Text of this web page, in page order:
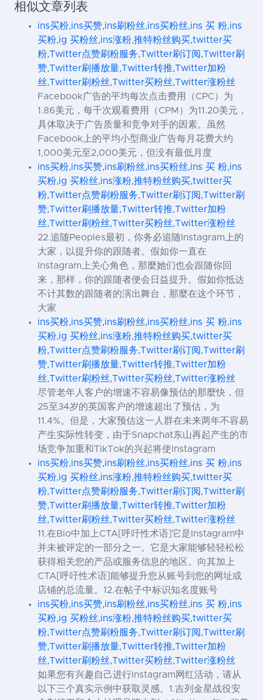
相似文章列表
ins买粉,ins买赞,ins刷粉丝,ins买粉丝,ins 买 粉,ins
买粉,ig 买粉丝,ins涨粉,推特粉丝购买,twitter买
粉,Twitter点赞刷粉服务,Twitter刷订阅,Twitter刷
赞,Twitter刷播放量,Twitter转推,Twitter加粉
丝,Twitter刷粉丝,Twitter买粉丝,Twitter涨粉丝
Facebook广告的平均每次点击费用（CPC）为
1.86美元，每千次观看费用（CPM）为11.20美元，
具体取决于广告质量和竞争对手的因素。虽然
Facebook上的平均小型商业广告每月花费大约
1,000美元至2,000美元，但没有最低月度
ins买粉,ins买赞,ins刷粉丝,ins买粉丝,ins 买 粉,ins
买粉,ig 买粉丝,ins涨粉,推特粉丝购买,twitter买
粉,Twitter点赞刷粉服务,Twitter刷订阅,Twitter刷
赞,Twitter刷播放量,Twitter转推,Twitter加粉
丝,Twitter刷粉丝,Twitter买粉丝,Twitter涨粉丝
22.追随Peoples最初，你务必追随Instagram上的
大家，以提升你的跟随者。假如你一直在
Instagram上关心角色，那麼她们也会跟随你回
来，那样，你的跟随者便会日益提升。假如你抵达
不计其数的跟随者的演出舞台，那麼在这个环节，
大家
ins买粉,ins买赞,ins刷粉丝,ins买粉丝,ins 买 粉,ins
买粉,ig 买粉丝,ins涨粉,推特粉丝购买,twitter买
粉,Twitter点赞刷粉服务,Twitter刷订阅,Twitter刷
赞,Twitter刷播放量,Twitter转推,Twitter加粉
丝,Twitter刷粉丝,Twitter买粉丝,Twitter涨粉丝
尽管老年人客户的增速不容易像预估的那麼快，但
25至34岁的英国客户的增速超出了预估，为
11.4%。但是，大家预估这一人群在未来两年不容易
产生实际性转变，由于Snapchat东山再起产生的市
场竞争加重和TikTok的兴起将使Instagram
ins买粉,ins买赞,ins刷粉丝,ins买粉丝,ins 买 粉,ins
买粉,ig 买粉丝,ins涨粉,推特粉丝购买,twitter买
粉,Twitter点赞刷粉服务,Twitter刷订阅,Twitter刷
赞,Twitter刷播放量,Twitter转推,Twitter加粉
丝,Twitter刷粉丝,Twitter买粉丝,Twitter涨粉丝
11.在Bio中加上CTA[呼吁性术语]它是Instagram中
并未被评定的一部分之一。它是大家能够轻轻松松
获得相关您的产品或服务信息的地区。向其加上
CTA[呼吁性术语]能够提升您从账号到您的网址或
店铺的总流量。12.在帖子中标识知名度账号
ins买粉,ins买赞,ins刷粉丝,ins买粉丝,ins 买 粉,ins
买粉,ig 买粉丝,ins涨粉,推特粉丝购买,twitter买
粉,Twitter点赞刷粉服务,Twitter刷订阅,Twitter刷
赞,Twitter刷播放量,Twitter转推,Twitter加粉
丝,Twitter刷粉丝,Twitter买粉丝,Twitter涨粉丝
如果您有兴趣自己进行Instagram网红活动，请从
以下三个真实示例中获取灵感。1.吉列金星战役安